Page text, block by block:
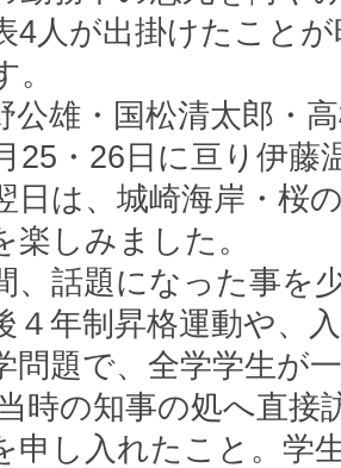
4人が出掛けたこと
公雄・国松清太郎・
25・26日に亘り伊藤
日は、城崎海岸・桜
楽しみました。
、話題になった事を
４年制昇格運動や、
問題で、全学学生が
時の知事の処へ直接
申し入れたこと。学